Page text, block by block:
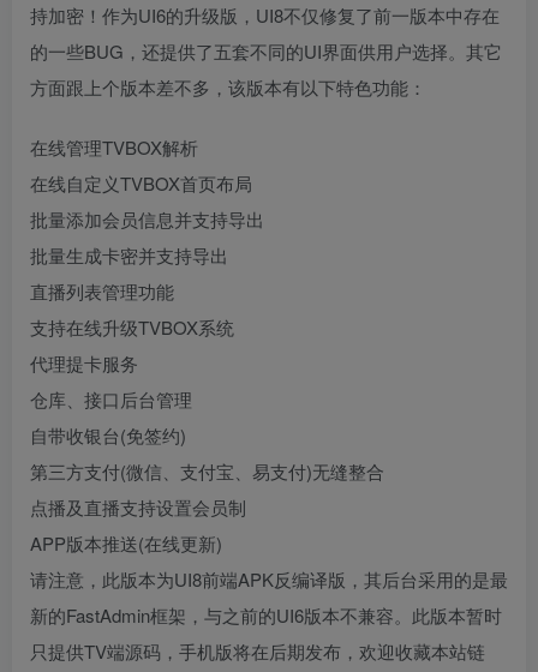
持加密！作为UI6的升级版，UI8不仅修复了前一版本中存在
的一些BUG，还提供了五套不同的UI界面供用户选择。其它
方面跟上个版本差不多，该版本有以下特色功能：
在线管理TVBOX解析
在线自定义TVBOX首页布局
批量添加会员信息并支持导出
批量生成卡密并支持导出
直播列表管理功能
支持在线升级TVBOX系统
代理提卡服务
仓库、接口后台管理
自带收银台(免签约)
第三方支付(微信、支付宝、易支付)无缝整合
点播及直播支持设置会员制
APP版本推送(在线更新)
请注意，此版本为UI8前端APK反编译版，其后台采用的是最
新的FastAdmin框架，与之前的UI6版本不兼容。此版本暂时
只提供TV端源码，手机版将在后期发布，欢迎收藏本站链